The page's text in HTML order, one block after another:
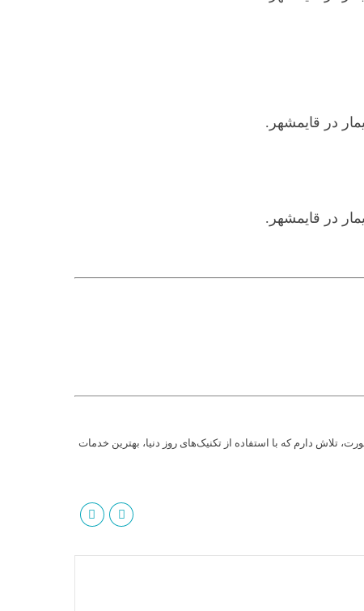
دارم که با استفاده از تکنیک‌های روز دنیا، بهترین خدمات